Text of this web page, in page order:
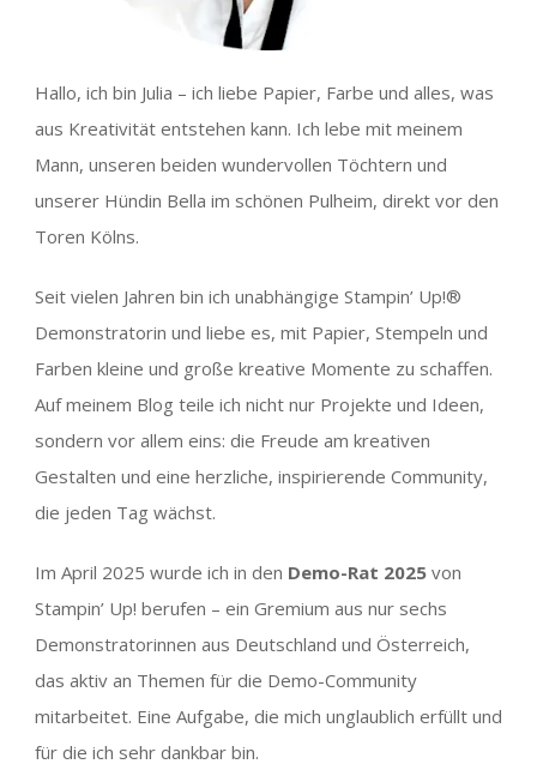
Hallo, ich bin Julia – ich liebe Papier, Farbe und alles, was
aus Kreativität entstehen kann. Ich lebe mit meinem
Mann, unseren beiden wundervollen Töchtern und
unserer Hündin Bella im schönen Pulheim, direkt vor den
Toren Kölns.
Seit vielen Jahren bin ich unabhängige Stampin’ Up!®
Demonstratorin und liebe es, mit Papier, Stempeln und
Farben kleine und große kreative Momente zu schaffen.
Auf meinem Blog teile ich nicht nur Projekte und Ideen,
sondern vor allem eins: die Freude am kreativen
Gestalten und eine herzliche, inspirierende Community,
die jeden Tag wächst.
Im April 2025 wurde ich in den Demo-Rat 2025 von
Stampin’ Up! berufen – ein Gremium aus nur sechs
Demonstratorinnen aus Deutschland und Österreich,
das aktiv an Themen für die Demo-Community
mitarbeitet. Eine Aufgabe, die mich unglaublich erfüllt und
für die ich sehr dankbar bin.